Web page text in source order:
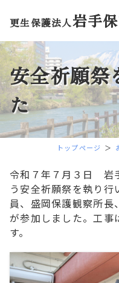
更生保護法人岩手
安全祈願祭
た
トップページ
令和７年７月３日 岩
う安全祈願祭を執り
員、盛岡保護観察所長
が参加しました。工事
す。